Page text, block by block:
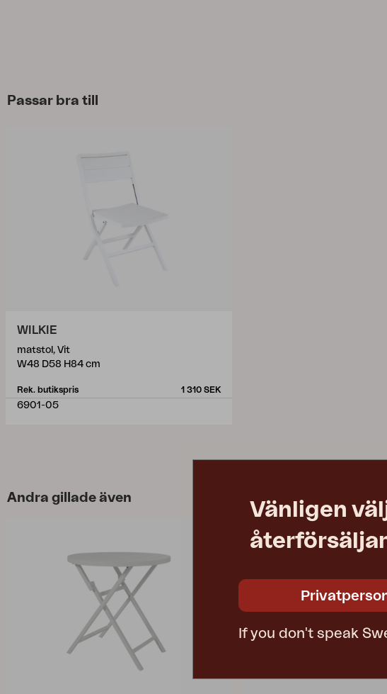
Passar bra till
WILKIE
matstol, Vit
W48 D58 H84 cm
Rek. butikspris 1 310 SEK
6901-05
Andra gillade även
Vänligen
If you don't speak